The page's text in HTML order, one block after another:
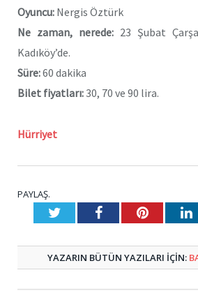
Oyuncu: Nergis Öztürk
Ne zaman, nerede: 23 Şubat
Kadıköy’de.
Süre:60 dakika
Bilet fiyatları:30, 70 ve 90 lira.
Hürriyet
PAYLAŞ.
TwitterFacebookPinterest
YAZARIN BÜTÜN YAZILARI IÇIN: